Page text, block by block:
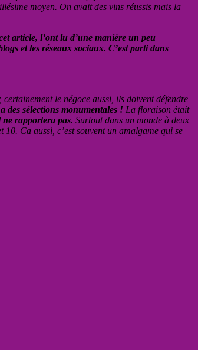
moyen. On avait des vins réussis mais la
article, l’ont lu d’une manière un peu
et les réseaux sociaux. C’est parti dans
le négoce aussi, ils doivent défendre
des sélections monumentales ! La floraison était
ne rapportera pas. Surtout dans un monde à deux
Ca aussi, c’est souvent un amalgame qui se